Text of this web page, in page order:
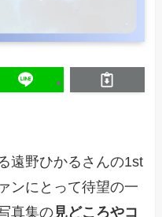
遠野ひかるさんの1st
ンにとって待望の一
真集の見どころやコ